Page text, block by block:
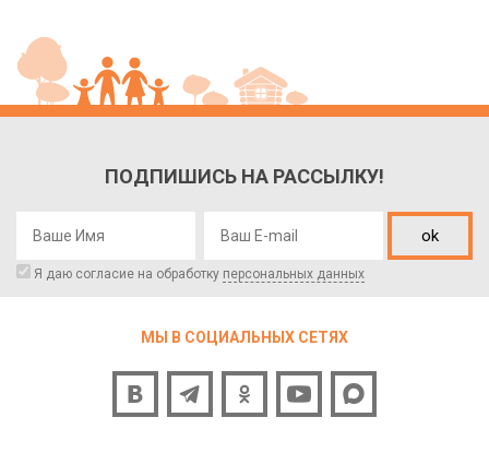
ПОДПИШИСЬ НА РАССЫЛКУ!
ok
Я даю согласие на обработку персональных данных
МЫ В СОЦИАЛЬНЫХ СЕТЯХ